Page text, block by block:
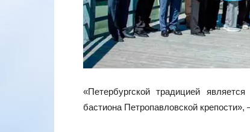
«Петербургской традицией
бастиона Петропавловской